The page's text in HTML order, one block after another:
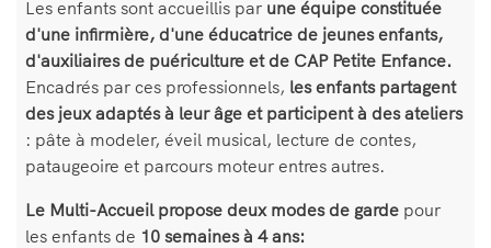
Les enfants sont accueillis par une équipe constituée
d'une infirmière, d'une éducatrice de jeunes enfants,
d'auxiliaires de puériculture et de CAP Petite Enfance.
Encadrés par ces professionnels, les enfants partagent
des jeux adaptés à leur âge et participent à des ateliers
: pâte à modeler, éveil musical, lecture de contes,
pataugeoire et parcours moteur entres autres.
Le Multi-Accueil propose deux modes de garde pour
les enfants de 10 semaines à 4 ans: